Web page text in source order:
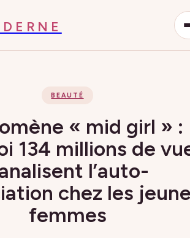
BEAUTÉ
« mid girl » :
134 millions de
l’auto-
chez les
femmes